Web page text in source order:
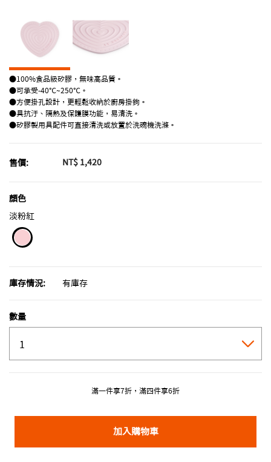
●100%食品級矽膠，無味高品質。
●可承受-40℃~250℃。
●方便掛孔設計，更輕鬆收納於廚房掛鉤。
●具抗汙、隔熱及保護膜功能，易清洗。
●矽膠製用具配件可直接清洗或放置於洗碗機洗滌。
售價: NT$ 1,420
顏色
淡粉紅
庫存情況: 有庫存
數量
滿一件享7折，滿四件享6折
加入購物車